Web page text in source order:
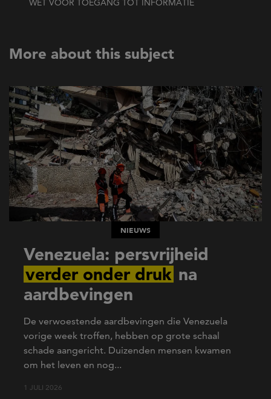
WET VOOR TOEGANG TOT INFORMATIE
More about this subject
NIEUWS
Venezuela: persvrijheid
verder onder druk na
aardbevingen
De verwoestende aardbevingen die Venezuela
vorige week troffen, hebben op grote schaal
schade aangericht. Duizenden mensen kwamen
om het leven en nog...
1 JULI 2026